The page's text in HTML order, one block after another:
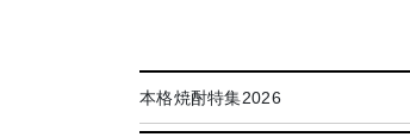
本格焼酎特集2026